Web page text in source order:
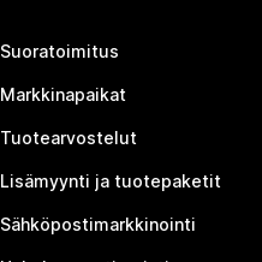
Suoratoimitus
Markkinapaikat
Tuotearvostelut
Lisämyynti ja tuotepaketit
Sähköpostimarkkinointi